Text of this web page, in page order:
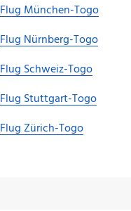
Flug München-Togo
Flug Nürnberg-Togo
Flug Schweiz-Togo
Flug Stuttgart-Togo
Flug Zürich-Togo